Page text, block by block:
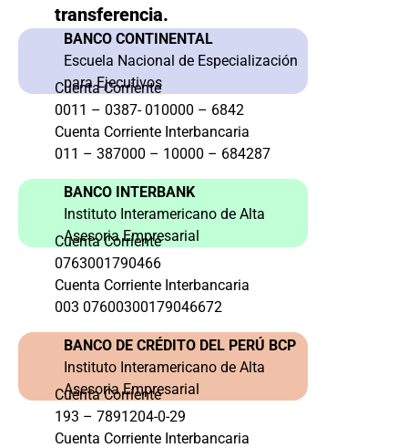
transferencia.
BANCO CONTINENTAL
Escuela Nacional de Especialización
para Ejecutivos
Cuenta Corriente
0011 – 0387- 010000 – 6842
Cuenta Corriente Interbancaria
011 – 387000 – 10000 – 684287
BANCO INTERBANK
Instituto Interamericano de Alta
Asesoria Empresarial
Cuenta Corriente
0763001790466
Cuenta Corriente Interbancaria
003 07600300179046672
BANCO DE CRÉDITO DEL PERÚ BCP
Instituto Interamericano de Alta
Asesoria Empresarial
Cuenta Corriente
193 – 7891204-0-29
Cuenta Corriente Interbancaria